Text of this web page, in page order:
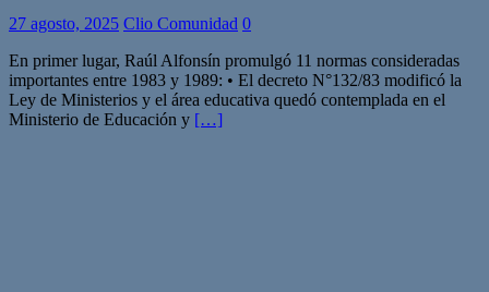
27 agosto, 2025 Clio Comunidad 0
En primer lugar, Raúl Alfonsín promulgó 11 normas consideradas
importantes entre 1983 y 1989: • El decreto N°132/83 modificó la
Ley de Ministerios y el área educativa quedó contemplada en el
Ministerio de Educación y […]